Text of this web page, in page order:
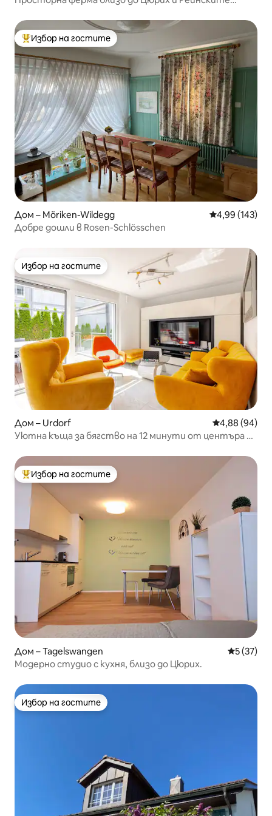
Най-популярен избор на гостите
Избор на гостите
Дом – Möriken-Wildegg Средна
4,99 (143)
Добре дошли в Rosen-Schlösschen
Избор на гостите
Избор на гостите
Дом – Urdorf Средна
4,88 (94)
Уютна къща за бягство на 12 минути от центъра на
Най-популярен избор на гостите
Избор на гостите
Дом – Tagelswangen Средна
5 (37)
Модерно студио с кухня, близо до Цюрих.
Избор на гостите
Избор на гостите